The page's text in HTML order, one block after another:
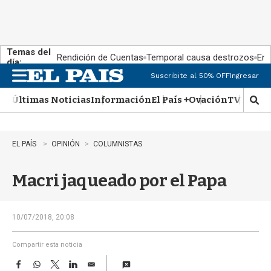
Temas del
día:
Rendición de Cuentas Temporal causa destrozos En
n
u
Suscribite al 50% OFFIngresar
Últimas NoticiasInformaciónEl País +OvaciónTV Show
M
o
EL PAÍS OPINIÓN COLUMNISTAS
Macri jaqueado por el Papa
10/07/2018, 20:08
Compartir esta noticia
F
W
T
L
E